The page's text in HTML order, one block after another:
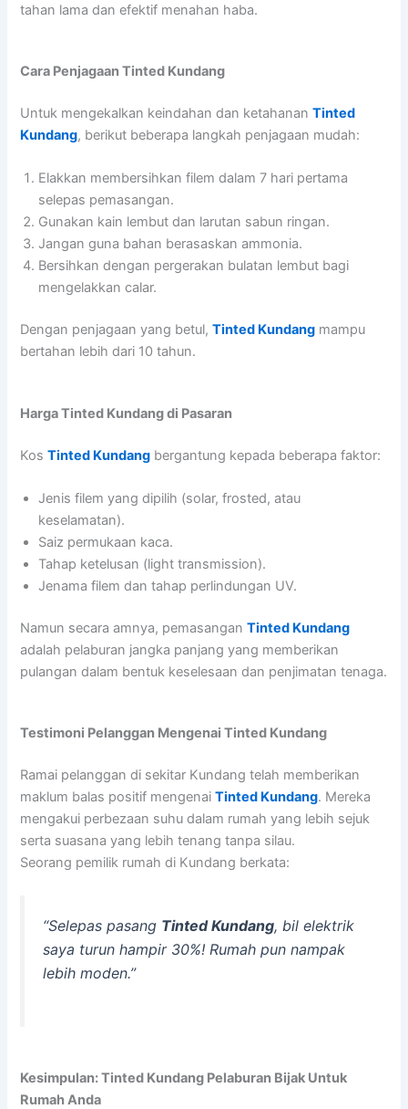
tahan lama dan efektif menahan haba.
Cara Penjagaan Tinted Kundang
Untuk mengekalkan keindahan dan ketahananTinted
Kundang, berikut beberapa langkah penjagaan mudah:
Elakkan membersihkan filem dalam 7 hari pertama
selepas pemasangan.
Gunakan kain lembut dan larutan sabun ringan.
Jangan guna bahan berasaskan ammonia.
Bersihkan dengan pergerakan bulatan lembut bagi
mengelakkan calar.
Dengan penjagaan yang betul,Tinted Kundang mampu
bertahan lebih dari 10 tahun.
Harga Tinted Kundang di Pasaran
KosTinted Kundang bergantung kepada beberapa faktor:
Jenis filem yang dipilih (solar, frosted, atau
keselamatan).
Saiz permukaan kaca.
Tahap ketelusan (light transmission).
Jenama filem dan tahap perlindungan UV.
Namun secara amnya, pemasanganTinted Kundang
adalah pelaburan jangka panjang yang memberikan
pulangan dalam bentuk keselesaan dan penjimatan tenaga.
Testimoni Pelanggan Mengenai Tinted Kundang
Ramai pelanggan di sekitar Kundang telah memberikan
maklum balas positif mengenaiTinted Kundang. Mereka
mengakui perbezaan suhu dalam rumah yang lebih sejuk
serta suasana yang lebih tenang tanpa silau.
Seorang pemilik rumah di Kundang berkata:
“Selepas pasang Tinted Kundang, bil elektrik
saya turun hampir 30%! Rumah pun nampak
lebih moden.”
Kesimpulan: Tinted Kundang Pelaburan Bijak Untuk
Rumah Anda